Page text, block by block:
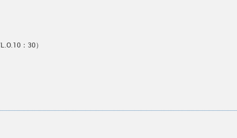
：30）